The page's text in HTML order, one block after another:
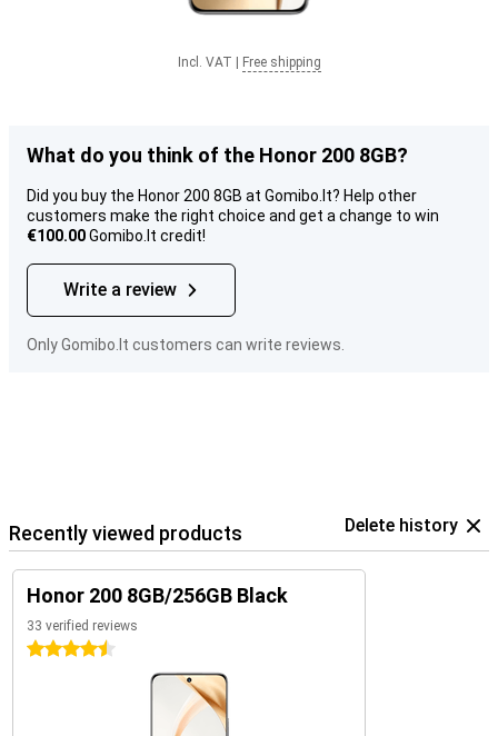
Incl. VAT Free shipping
What do you think of the Honor 200 8GB?
Did you buy the Honor 200 8GB at Gomibo.lt? Help other
customers make the right choice and get a change to win
€100.00Gomibo.lt credit!
Write a review
Only Gomibo.lt customers can write reviews.
Recently viewed products Delete history
Honor 200 8GB/256GB Black
33 verified reviews
4.5 stars